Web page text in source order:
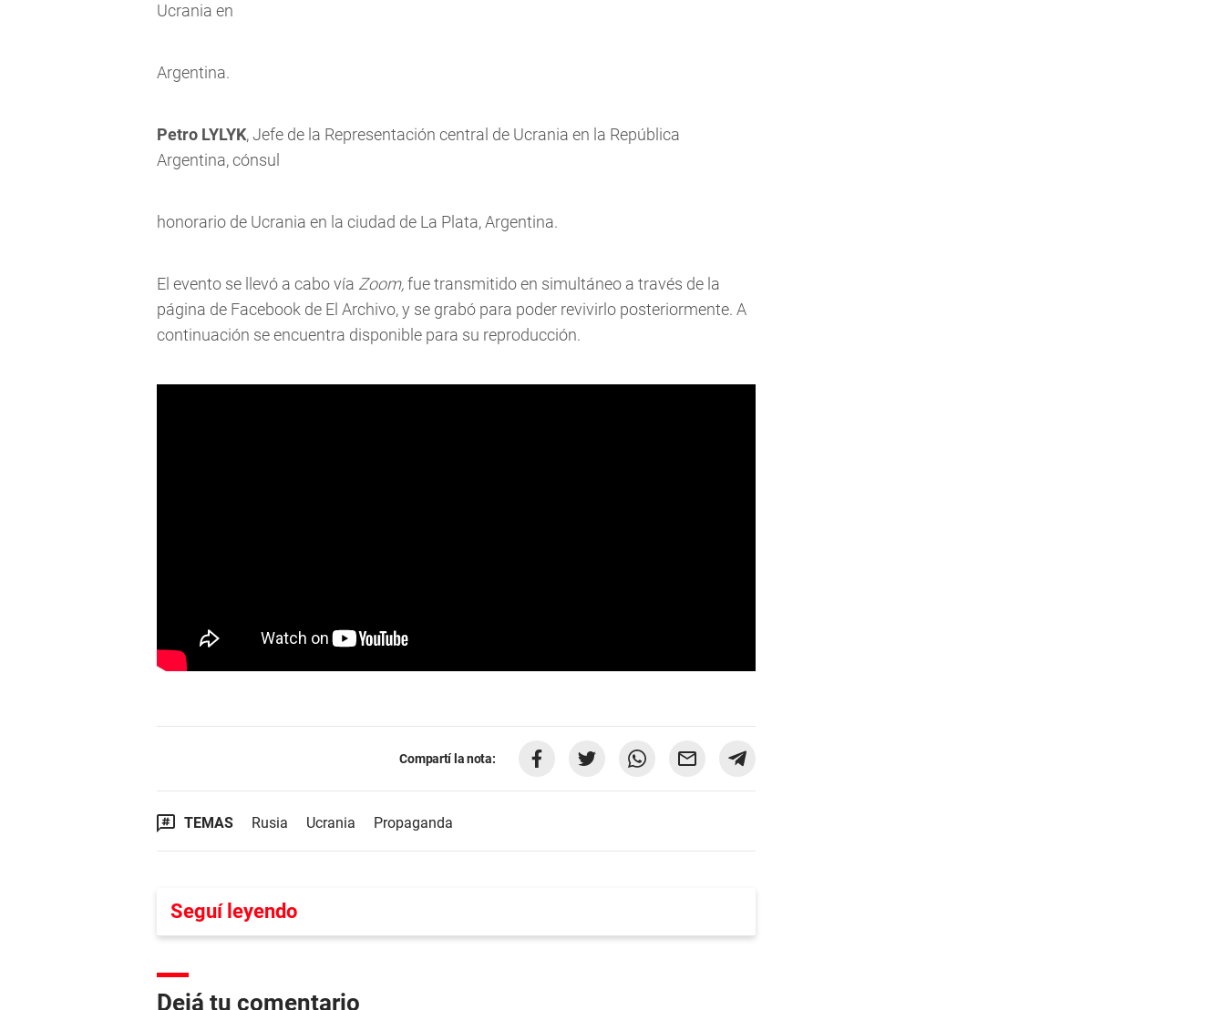
Ucrania en
Argentina.
Petro LYLYK, Jefe de la Representación central de Ucrania en la República
Argentina, cónsul
honorario de Ucrania en la ciudad de La Plata, Argentina.
El evento se llevó a cabo vía Zoom,fue transmitido en simultáneo a través de la
página de Facebook de El Archivo, y se grabó para poder revivirlo posteriormente. A
continuación se encuentra disponible para su reproducción.
Compartí la nota:
TEMAS Rusia Ucrania Propaganda
Seguí leyendo
Dejá tu comentario